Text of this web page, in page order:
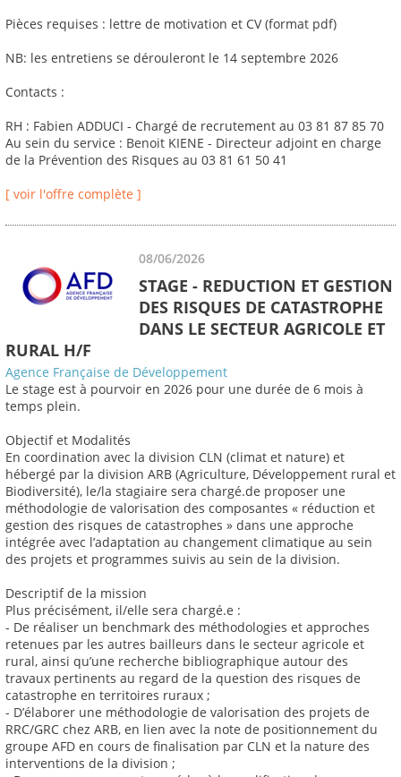
Pièces requises : lettre de motivation et CV (format pdf)
NB: les entretiens se dérouleront le 14 septembre 2026
Contacts :
RH : Fabien ADDUCI - Chargé de recrutement au 03 81 87 85 70
Au sein du service : Benoit KIENE - Directeur adjoint en charge
de la Prévention des Risques au 03 81 61 50 41
[ voir l'offre complète ]
08/06/2026
STAGE - REDUCTION ET GESTION
DES RISQUES DE CATASTROPHE
DANS LE SECTEUR AGRICOLE ET
RURAL H/F
Agence Française de Développement
Le stage est à pourvoir en 2026 pour une durée de 6 mois à
temps plein.
Objectif et Modalités
En coordination avec la division CLN (climat et nature) et
hébergé par la division ARB (Agriculture, Développement rural et
Biodiversité), le/la stagiaire sera chargé.de proposer une
méthodologie de valorisation des composantes « réduction et
gestion des risques de catastrophes » dans une approche
intégrée avec l’adaptation au changement climatique au sein
des projets et programmes suivis au sein de la division.
Descriptif de la mission
Plus précisément, il/elle sera chargé.e :
- De réaliser un benchmark des méthodologies et approches
retenues par les autres bailleurs dans le secteur agricole et
rural, ainsi qu’une recherche bibliographique autour des
travaux pertinents au regard de la question des risques de
catastrophe en territoires ruraux ;
- D’élaborer une méthodologie de valorisation des projets de
RRC/GRC chez ARB, en lien avec la note de positionnement du
groupe AFD en cours de finalisation par CLN et la nature des
interventions de la division ;